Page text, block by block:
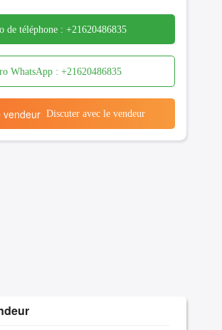
de téléphone :+21620486835
WhatsApp : +21620486835
Discuter avec le vendeur